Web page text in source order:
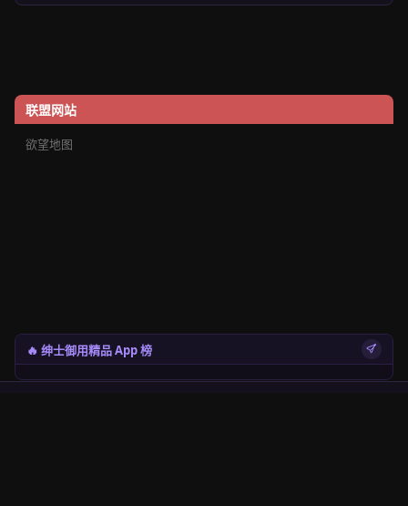
联盟网站
欲望地图
🔥 绅士御用精品 App 榜